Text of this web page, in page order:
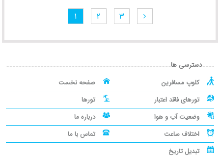
1 2 3
دسترسی ها
کلوپ مسافرین
صفحه نخست
تورهای فاقد اعتبار
تورها
وضعیت آب و هوا
درباره ما
اختلاف ساعت
تماس با ما
تبدیل تاریخ